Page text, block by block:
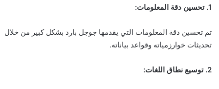
1. تحسين دقة المعلومات:
تم تحسين دقة المعلومات التي يقدمها جوجل بارد بشكل كبير من خلال
تحديثات خوارزمياته وقواعد بياناته.
2. توسيع نطاق اللغات: